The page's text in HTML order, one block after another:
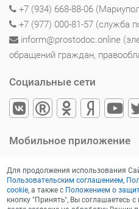
+7 (934) 668-88-06
+7 (977) 000-81-57 (служба
inform@prostodoc.online
обращений граждан,
Социальные сети
Мобильное приложение
Для продолжения использования
Пользовательским соглашением,
cookie, а также с Положением о
кнопку "Принять", Вы соглашаетесь